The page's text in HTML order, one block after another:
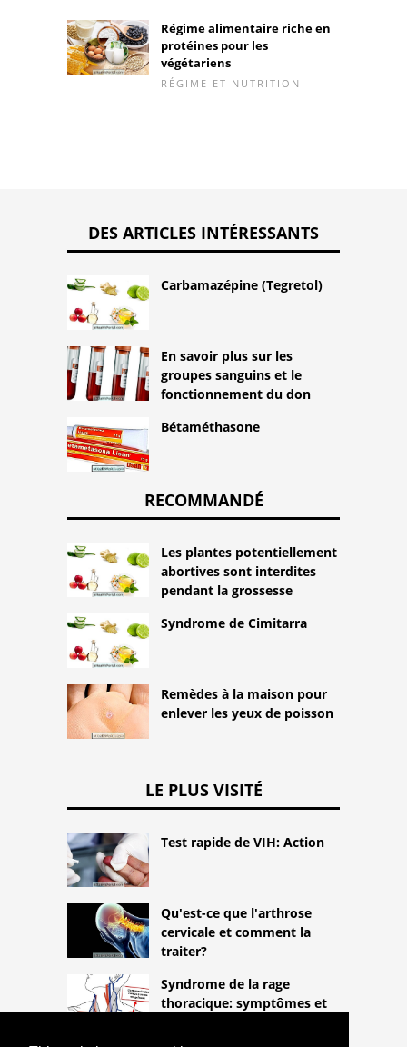
Régime alimentaire riche en
protéines pour les
végétariens
RÉGIME ET NUTRITION
DES ARTICLES INTÉRESSANTS
Carbamazépine (Tegretol)
En savoir plus sur les
groupes sanguins et le
fonctionnement du don
Bétaméthasone
RECOMMANDÉ
Les plantes potentiellement
abortives sont interdites
pendant la grossesse
Syndrome de Cimitarra
Remèdes à la maison pour
enlever les yeux de poisson
LE PLUS VISITÉ
Test rapide de VIH: Action
Qu'est-ce que l'arthrose
cervicale et comment la
traiter?
Syndrome de la rage
thoracique: symptômes et